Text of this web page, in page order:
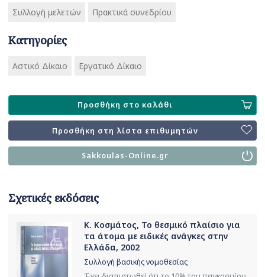
Συλλογή μελετών Πρακτικά συνεδρίου
Κατηγορίες
Αστικό Δίκαιο Εργατικό Δίκαιο
Προσθήκη στο καλάθι
Προσθήκη στη λίστα επιθυμητών
Sakkoulas-Online.gr
Σχετικές εκδόσεις
Κ. Κοσμάτος, Το θεσμικό πλαίσιο για
τα άτομα με ειδικές ανάγκες στην
Ελλάδα, 2002
Συλλογή βασικής νομοθεσίας